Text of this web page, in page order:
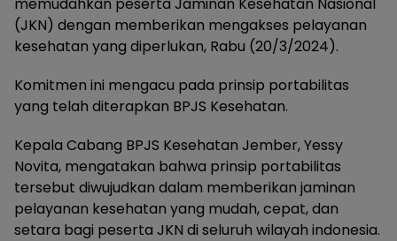
(JKN) dengan memberikan mengakses pelayanan
kesehatan yang diperlukan, Rabu (20/3/2024).
Komitmen ini mengacu pada prinsip portabilitas
yang telah diterapkan BPJS Kesehatan.
Kepala Cabang BPJS Kesehatan Jember, Yessy
Novita, mengatakan bahwa prinsip portabilitas
tersebut diwujudkan dalam memberikan jaminan
pelayanan kesehatan yang mudah, cepat, dan
setara bagi peserta JKN di seluruh wilayah indonesia.